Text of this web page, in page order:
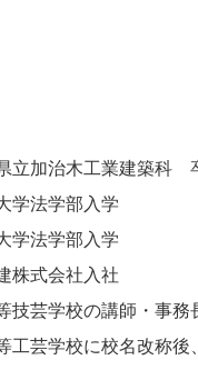
立加治木工業建築科
学法学部入学
学法学部入学
株式会社入社
芸学校の講師・事務
芸学校に校名改称後